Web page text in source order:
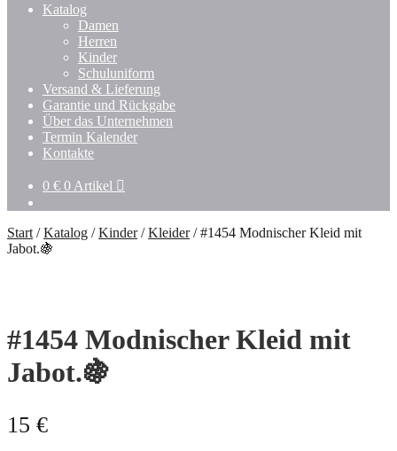
Katalog
Damen
Herren
Kinder
Schuluniform
Versand & Lieferung
Garantie und Rückgabe
Über das Unternehmen
Termin Kalender
Kontakte
0 € 0 Artikel
Start /Katalog /Kinder/Kleider/#1454 Modnischer Kleid mit
Jabot.🍇
#1454 Modnischer Kleid mit
Jabot.🍇
15 €